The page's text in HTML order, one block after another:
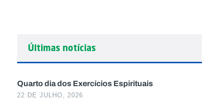
Últimas notícias
Quarto dia dos Exercícios Espirituais
22 DE JULHO, 2026